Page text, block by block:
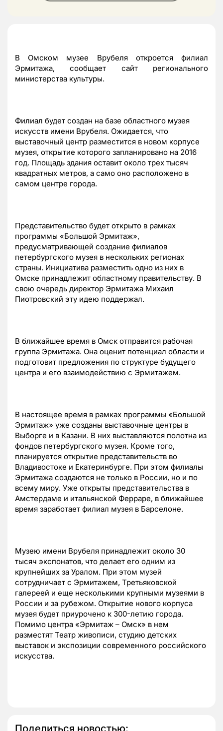
В Омском музее Врубеля откроется филиал
Эрмитажа, сообщает сайт регионального
министерства культуры.
Филиал будет создан на базе областного музея
искусств имени Врубеля. Ожидается, что
выставочный центр разместится в новом корпусе
музея, открытие которого запланировано на 2016
год. Площадь здания оставит около трех тысяч
квадратных метров, а само оно расположено в
самом центре города.
Представительство будет открыто в рамках
программы «Большой Эрмитаж»,
предусматривающей создание филиалов
петербургского музея в нескольких регионах
страны. Инициатива разместить одно из них в
Омске принадлежит областному правительству. В
свою очередь директор Эрмитажа Михаил
Пиотровский эту идею поддержал.
В ближайшее время в Омск отправится рабочая
группа Эрмитажа. Она оценит потенциал области и
подготовит предложения по структуре будущего
центра и его взаимодействию с Эрмитажем.
В настоящее время в рамках программы «Большой
Эрмитаж» уже созданы выставочные центры в
Выборге и в Казани. В них выставляются полотна из
фондов петербургского музея. Кроме того,
планируется открытие представительств во
Владивостоке и Екатеринбурге. При этом филиалы
Эрмитажа создаются не только в России, но и по
всему миру. Уже открыты представительства в
Амстердаме и итальянской Ферраре, в ближайшее
время заработает филиал музея в Барселоне.
Музею имени Врубеля принадлежит около 30
тысяч экспонатов, что делает его одним из
крупнейших за Уралом. При этом музей
сотрудничает с Эрмитажем, Третьяковской
галереей и еще несколькими крупными музеями в
России и за рубежом. Открытие нового корпуса
музея будет приурочено к 300-летию города.
Помимо центра «Эрмитаж – Омск» в нем
разместят Театр живописи, студию детских
выставок и экспозиции современного российского
искусства.